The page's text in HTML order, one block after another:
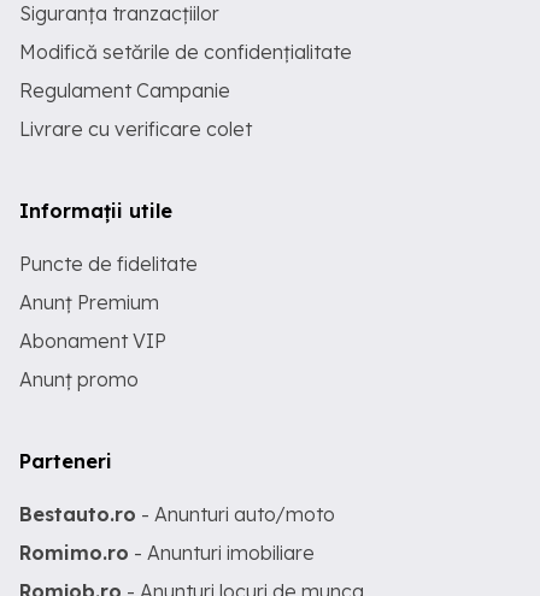
Siguranța tranzacțiilor
Modifică setările de confidențialitate
Regulament Campanie
Livrare cu verificare colet
Informații utile
Puncte de fidelitate
Anunț Premium
Abonament VIP
Anunț promo
Parteneri
Bestauto.ro - Anunturi auto/moto
Romimo.ro - Anunturi imobiliare
Romjob.ro - Anunturi locuri de munca